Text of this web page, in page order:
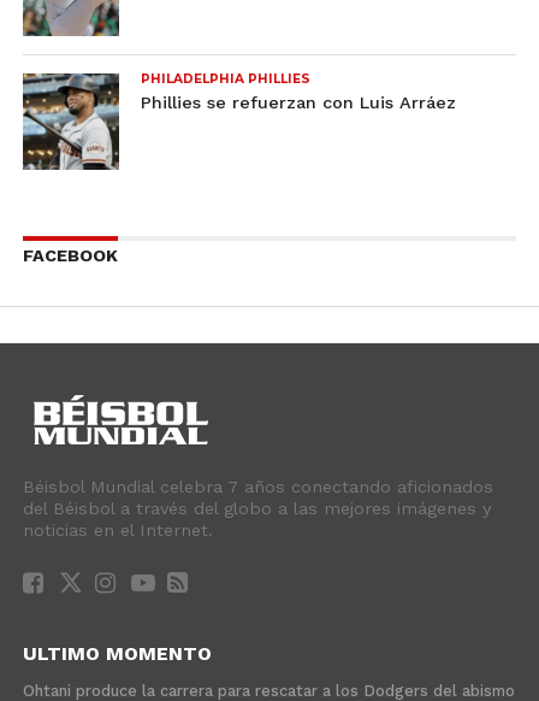
PHILADELPHIA PHILLIES
Phillies se refuerzan con Luis Arráez
FACEBOOK
Béisbol Mundial celebra 7 años conectando aficionados
del Béisbol a través del globo a las mejores imágenes y
noticias en el Internet.
ULTIMO MOMENTO
Ohtani produce la carrera para rescatar a los Dodgers del abismo